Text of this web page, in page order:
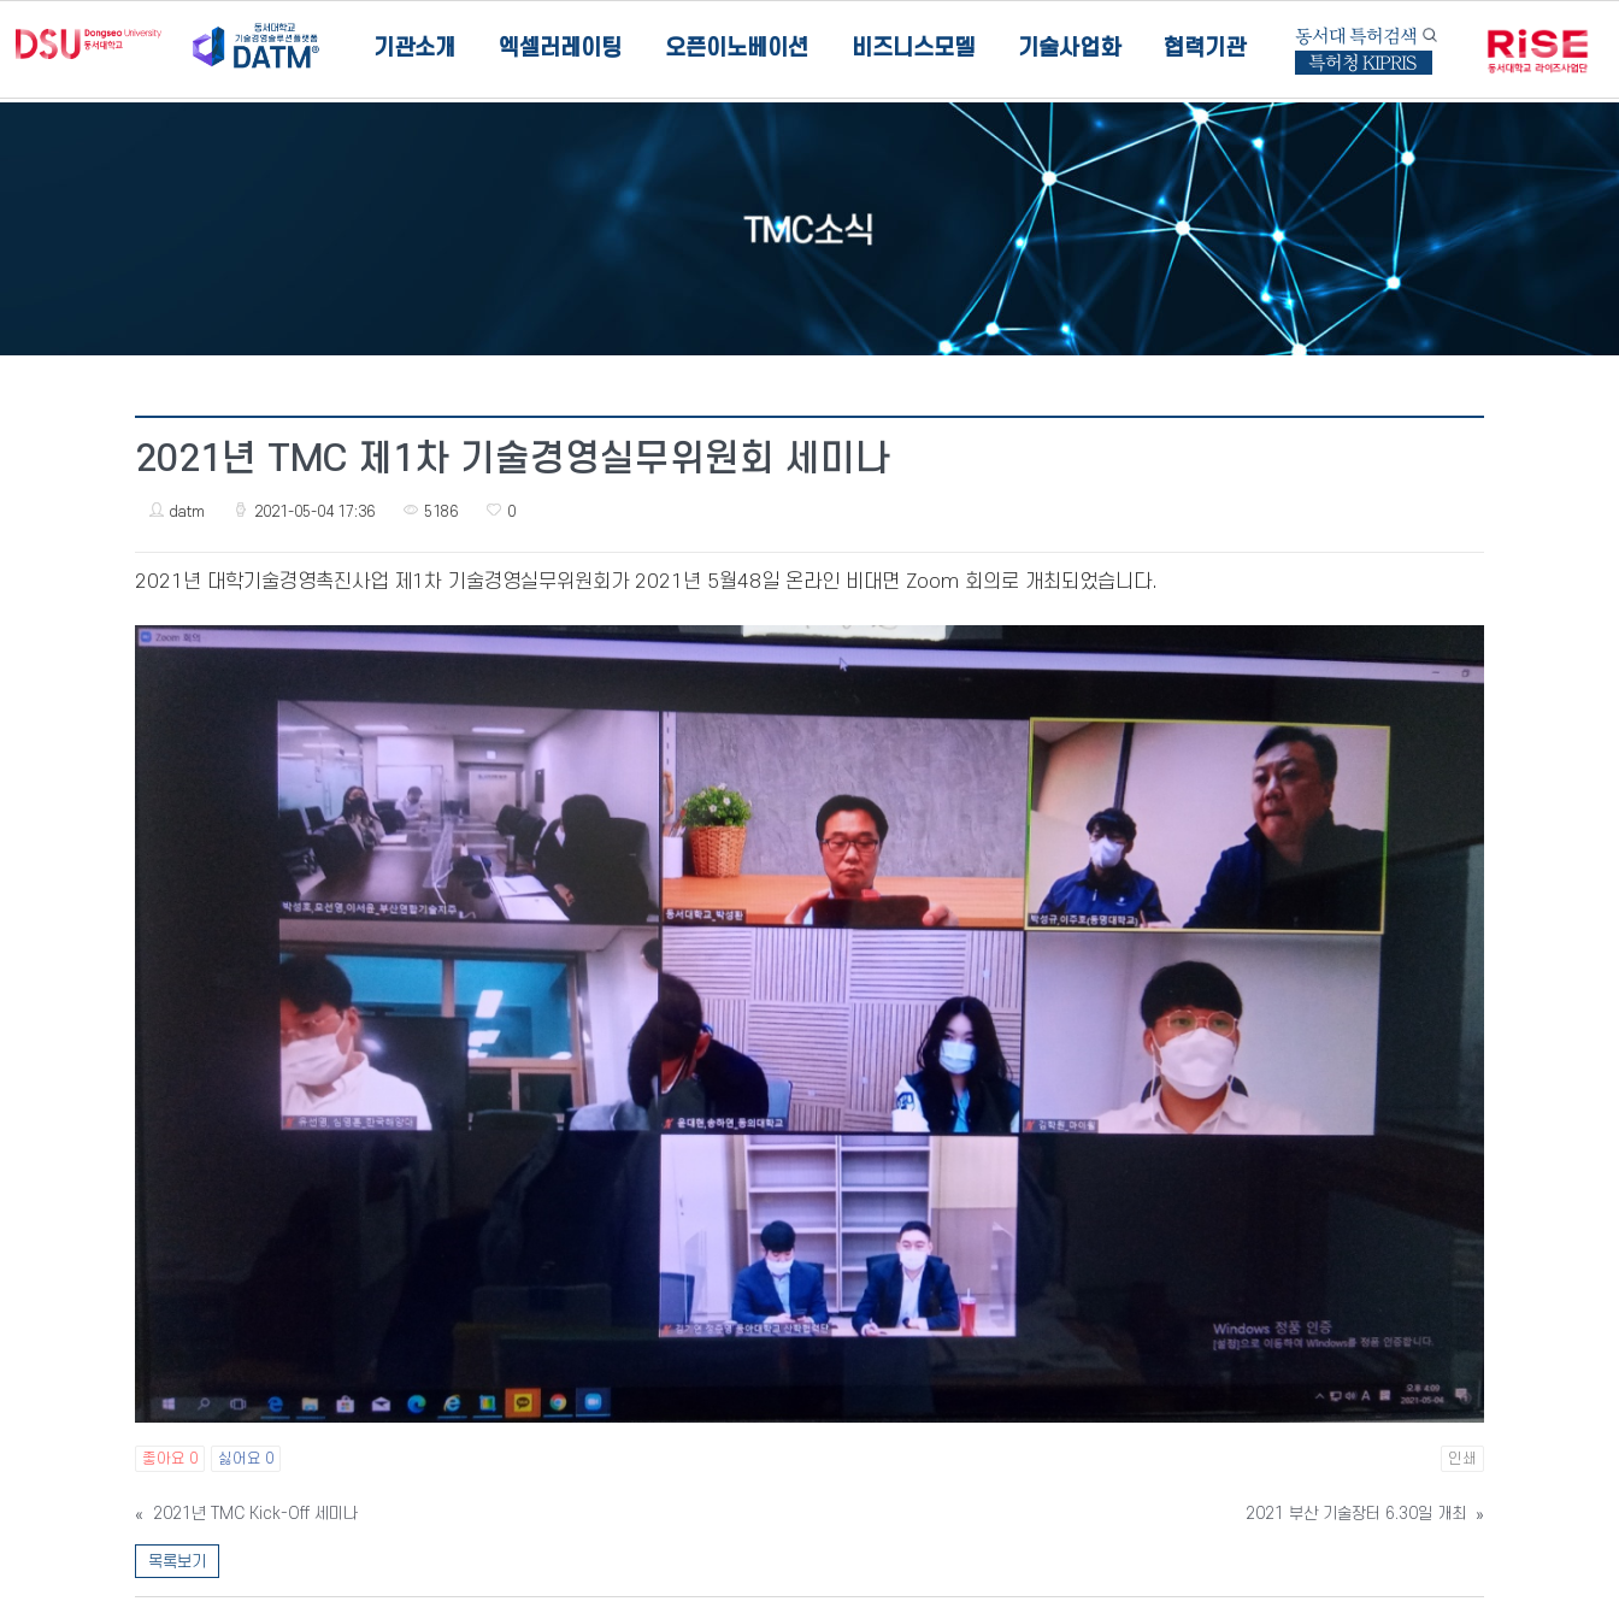
기관소개 엑셀러레이팅 오픈이노베이션 비즈니스모델 기술사업화 협력기관
동서대 특허검색
특허청 KIPRIS
2021년 TMC 제1차 기술경영실무위원회 세미나
datm 2021-05-04 17:36 5186 0
2021년 대학기술경영촉진사업 제1차 기술경영실무위원회가 2021년 5월48일 온라인 비대면 Zoom 회의로 개최되었습니다.
좋아요 0 싫어요 0 인쇄
« 2021년 TMC Kick-Off 세미나 2021 부산 기술장터 6.30일 개최 »
목록보기